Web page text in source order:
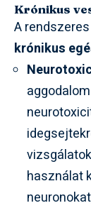
Krónikus
A
krónikus
használat